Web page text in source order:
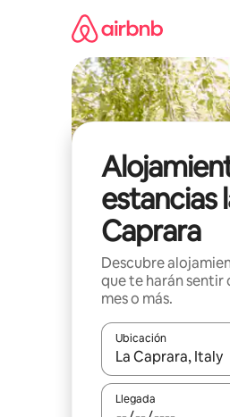
estancias
Caprara
Descubre
que te harán sentir
mes o más.
Ubicación
Cuando los
Llegada